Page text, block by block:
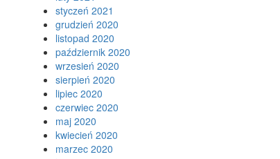
styczeń 2021
grudzień 2020
listopad 2020
październik 2020
wrzesień 2020
sierpień 2020
lipiec 2020
czerwiec 2020
maj 2020
kwiecień 2020
marzec 2020